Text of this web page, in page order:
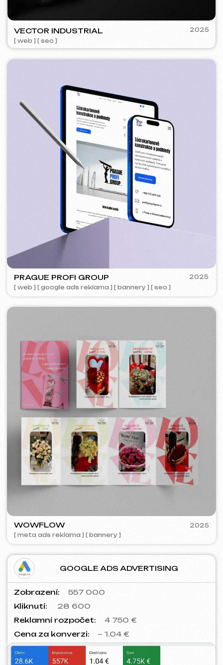
2024
IUNTSEVICH
5YTCVETOK
[ smm management ] [ web ] [ design ] [ seo ]
2024
SURE 2023
ACIDUM